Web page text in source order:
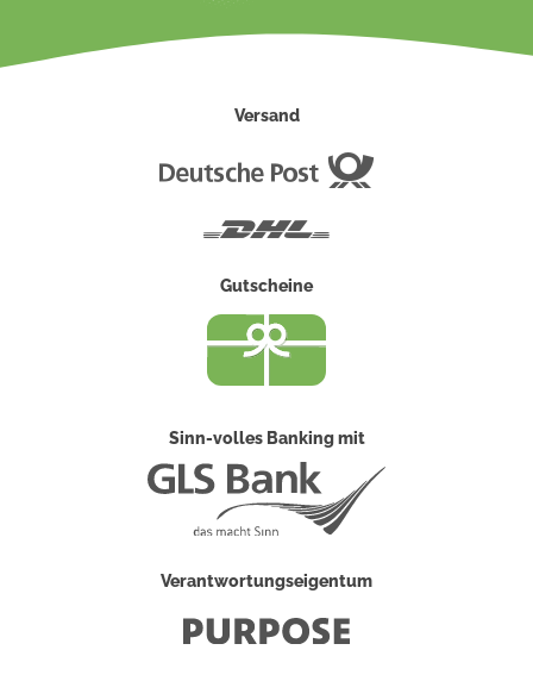
Versand
Gutscheine
Sinn-volles Banking mit
Verantwortungseigentum